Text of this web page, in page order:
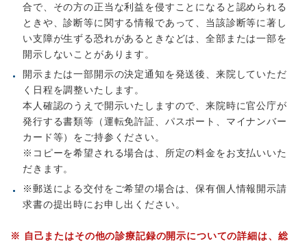
合で、その方の正当な利益を侵すことになると認められる
ときや、診断等に関する情報であって、当該診断等に著し
い支障が生ずる恐れがあるときなどは、全部または一部を
開示しないことがあります。
開示または一部開示の決定通知を発送後、来院していただ
く日程を調整いたします。
本人確認のうえで開示いたしますので、来院時に官公庁が
発行する書類等（運転免許証、パスポート、マイナンバー
カード等）をご持参ください。
※コピーを希望される場合は、所定の料金をお支払いいた
だきます。
※郵送による交付をご希望の場合は、保有個人情報開示請
求書の提出時にお申し出ください。
※ 自己またはその他の診療記録の開示についての詳細は、 総